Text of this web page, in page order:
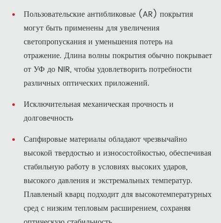
Пользовательские антибликовые (AR) покрытия
могут быть применены для увеличения
светопропускания и уменьшения потерь на
отражение. Длина волны покрытия обычно покрывает
от УФ до NIR, чтобы удовлетворить потребности
различных оптических приложений.
Исключительная механическая прочность и
долговечность
Сапфировые материалы обладают чрезвычайно
высокой твердостью и износостойкостью, обеспечивая
стабильную работу в условиях высоких ударов,
высокого давления и экстремальных температур.
Плавленый кварц подходит для высокотемпературных
сред с низким тепловым расширением, сохраняя